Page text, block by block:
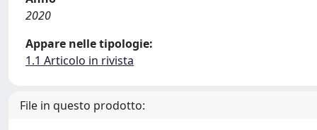
2020
Appare nelle tipologie:
1.1 Articolo in rivista
File in questo prodotto: